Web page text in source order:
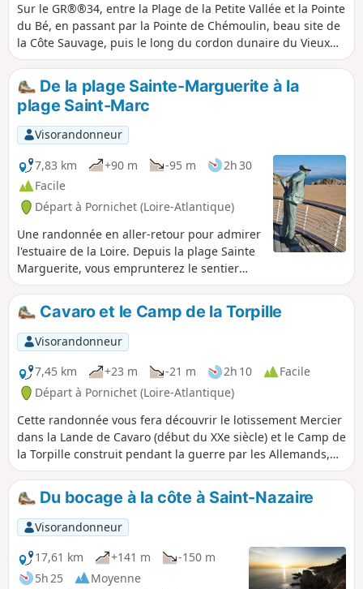
Sur le GR®®34, entre la Plage de la Petite Vallée et la Pointe
du Bé, en passant par la Pointe de Chémoulin, beau site de
la Côte Sauvage, puis le long du cordon dunaire du Vieux
Pornichet et sur de belles plages.
De la plage Sainte-Marguerite à la
plage Saint-Marc
Visorandonneur
7,83 km
+90 m -95 m
2h 30
Facile
Départ à Pornichet (Loire-Atlantique)
Une randonnée en aller-retour pour admirer
l'estuaire de la Loire. Depuis la plage Sainte
Marguerite, vous emprunterez le sentier
côtier reliant de belles plages de sable,
jusqu'à celle de Saint-Marc, où fût tourné le
film « Les vacances de monsieur Hulot » de
Jacques Tati (1953). Une statue de M. Hulot
observe la plage éternellement.
Cavaro et le Camp de la Torpille
Visorandonneur
7,45 km
+23 m -21 m 2h 10
Facile
Départ à Pornichet (Loire-Atlantique)
Cette randonnée vous fera découvrir le lotissement Mercier
dans la Lande de Cavaro (début du XXe siècle) et le Camp de
la Torpille construit pendant la guerre par les Allemands,
puis exploité par la marine jusqu'en 1991 et toujours
interdit au public après près de 35 ans d'abandon.
Attention, cette randonnée est à réserver pour un temps
très sec. Le chemin du Linot et la partie Est du
contournement du camp de la Torpille peuvent être très
boueux.
Du bocage à la côte à Saint-Nazaire
Visorandonneur
17,61 km
+141 m
-150 m
5h 25
Moyenne